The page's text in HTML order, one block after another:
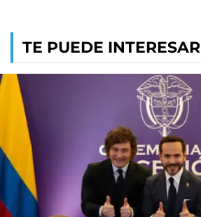
TE PUEDE INTERESAR